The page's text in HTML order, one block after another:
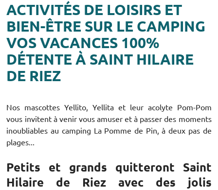
ACTIVITÉS DE LOISIRS ET
BIEN-ÊTRE SUR LE CAMPING
VOS VACANCES 100%
DÉTENTE À SAINT HILAIRE
DE RIEZ
Nos mascottes Yellito, Yellita et leur acolyte Pom-Pom
vous invitent à venir vous amuser et à passer des moments
inoubliables au camping La Pomme de Pin, à deux pas de
plages...
Petits et grands quitteront Saint
Hilaire de Riez avec des jolis